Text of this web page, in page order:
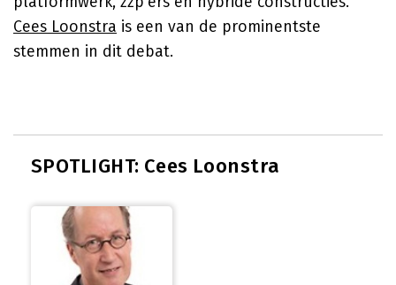
Cees Loonstra is een van de prominentste
stemmen in dit debat.
SPOTLIGHT: Cees Loonstra